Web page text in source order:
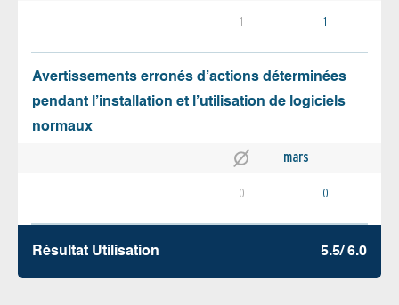
1 1
Avertissements erronés d’actions déterminées
pendant l’installation et l’utilisation de logiciels
normaux
mars
0 0
Résultat Utilisation 5.5/ 6.0